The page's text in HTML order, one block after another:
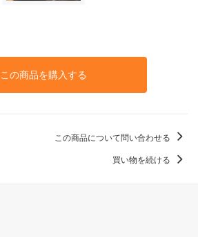
この商品を購入する
この商品について問い合わせる
買い物を続ける